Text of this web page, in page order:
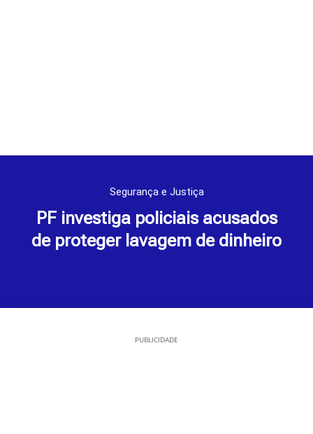
Segurança e Justiça
PF investiga policiais acusados
de proteger lavagem de dinheiro
PUBLICIDADE